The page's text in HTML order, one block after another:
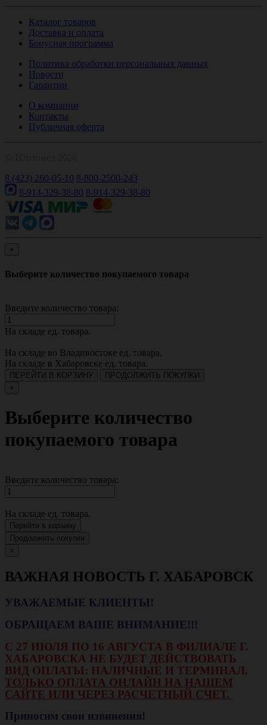
Каталог товаров
Доставка и оплата
Бонусная программа
Политика обработки персональных данных
Новости
Гарантии
О компании
Контакты
Публичная оферта
8 (423) 260-05-10 8-800-2500-243
8-914-329-38-80 8-914-329-38-80
×
Выберите количество покупаемого товара
Введите количество товара:
На складе ед. товара.
На складе во Владивостоке ед. товара.
На складе в Хабаровске ед. товара.
ПЕРЕЙТИ В КОРЗИНУ
ПРОДОЛЖИТЬ ПОКУПКИ
×
Выберите количество
покупаемого товара
Введите количество товара:
На складе ед. товара.
Перейти в корзину
Продолжить покупки
×
ВАЖНАЯ НОВОСТЬ Г. ХАБАРОВСК
УВАЖАЕМЫЕ КЛИЕНТЫ!
ОБРАЩАЕМ ВАШЕ ВНИМАНИЕ!!!
С 27 ИЮЛЯ ПО 16 АВГУСТА В ФИЛИАЛЕ Г.
ХАБАРОВСКА НЕ БУДЕТ ДЕЙСТВОВАТЬ
ВИД ОПЛАТЫ: НАЛИЧНЫЕ И ТЕРМИНАЛ.
ТОЛЬКО ОПЛАТА ОНЛАЙН НА НАШЕМ
САЙТЕ ИЛИ ЧЕРЕЗ РАСЧЕТНЫЙ СЧЕТ.
Приносим свои извинения!